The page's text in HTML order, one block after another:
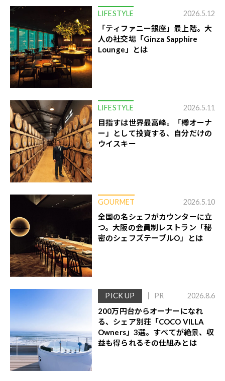
LIFESTYLE 2026.5.12
「ティファニー銀座」最上階。大
人の社交場「Ginza Sapphire
Lounge」とは
LIFESTYLE 2026.5.11
目指すは世界最高峰。「樽オーナ
ー」として投資する、自分だけの
ウイスキー
GOURMET 2026.5.10
全国の名シェフがカウンターに立
つ。大阪の会員制レストラン「秘
密のシェフズテーブルO」とは
PICK UP PR 2026.8.6
200万円台からオーナーになれ
る、シェア別荘「COCO VILLA
Owners」3選。すべてが絶景、収
益も得られるその仕組みとは